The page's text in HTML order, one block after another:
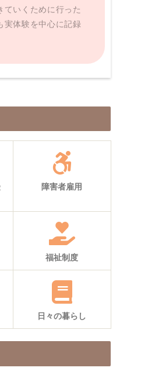
ていくために行った
実体験を中心に記録
障害者雇用
福祉制度
日々の暮らし